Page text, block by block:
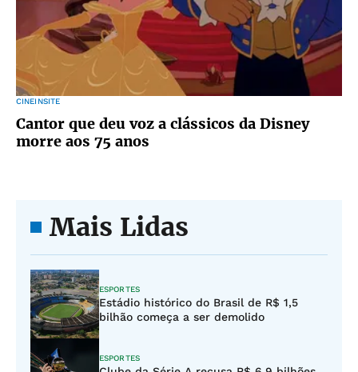
CINEINSITE
Cantor que deu voz a clássicos da Disney
morre aos 75 anos
Mais Lidas
ESPORTES
Estádio histórico do Brasil de R$ 1,5
bilhão começa a ser demolido
ESPORTES